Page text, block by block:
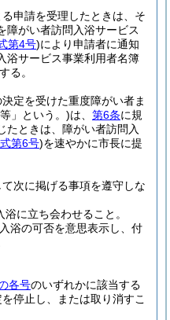
申請を受理したときは、そ
障がい者訪問入浴サービス
第4号)により申請者に通知
浴サービス事業利用者名簿
る。
定を受けた重度障がい者ま
」という。)は、 第6条に規
たときは、障がい者訪問入
第6号)を速やかに市長に提
次に掲げる事項を遵守しな
に立ち会わせること。
浴の可否を意思表示し、付
各号のいずれかに該当する
停止し、または取り消すこ